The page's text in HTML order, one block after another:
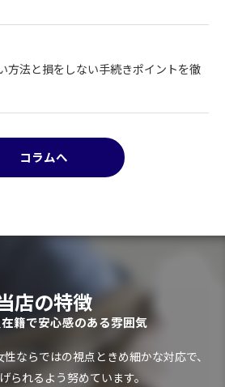
方法と損をしない手続きポイントを徹
コラムへ
籍で安心感のある雰囲気
店の特徴
ならではの視点ときめ細かな対応で、
られるよう努めています。